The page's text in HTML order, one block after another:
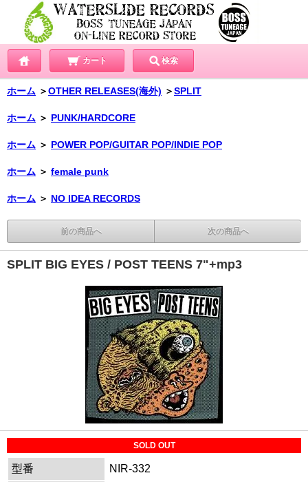
カート 検索
ホーム ＞OTHER RELEASES(海外) ＞SPLIT
ホーム ＞ PUNK/HARDCORE
ホーム ＞ POWER POP/GUITAR POP/INDIE POP
ホーム ＞ female punk
ホーム ＞ NO IDEA RECORDS
前の商品へ 次の商品へ
SPLIT BIG EYES / POST TEENS 7"+mp3
SOLD OUT
型番
NIR-332